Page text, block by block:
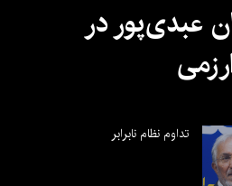
عبدی‌پور در
تداوم نظام نابرابر